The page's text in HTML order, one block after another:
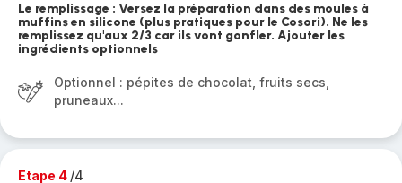
Le remplissage : Versez la préparation dans des moules à
muffins en silicone (plus pratiques pour le Cosori). Ne les
remplissez qu'aux 2/3 car ils vont gonfler. Ajouter les
ingrédients optionnels
Optionnel : pépites de chocolat, fruits secs,
pruneaux...
Etape 4 /4